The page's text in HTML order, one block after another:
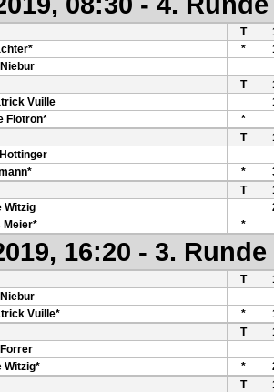
T
*
T
Vuille
Flotron*
*
T
*
T
Witzig
Meier*
*
16:20 - 3. Runde
T
Vuille*
*
T
Witzig*
*
T